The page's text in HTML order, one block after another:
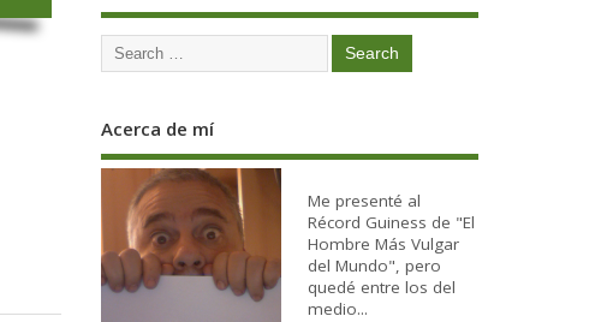
Acerca de mí
Me presenté al
Récord Guiness de "El
Hombre Más Vulgar
del Mundo", pero
quedé entre los del
medio...